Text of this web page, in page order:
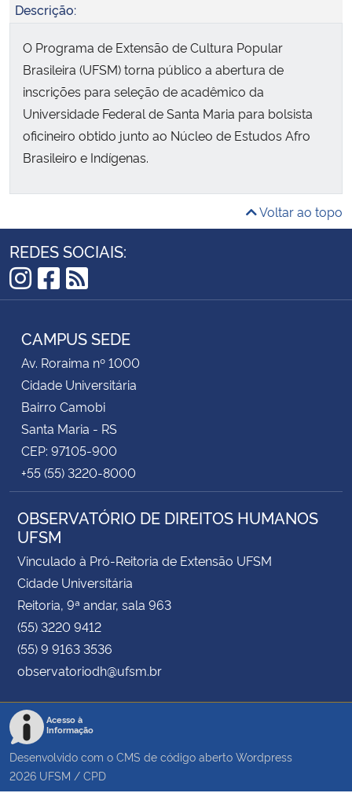
Descrição:
O Programa de Extensão de Cultura Popular
Brasileira (UFSM) torna público a abertura de
inscrições para seleção de acadêmico da
Universidade Federal de Santa Maria para bolsista
oficineiro obtido junto ao Núcleo de Estudos Afro
Brasileiro e Indígenas.
Voltar ao topo
REDES SOCIAIS:
Instagram
Facebook
RSS
CAMPUS SEDE
Av. Roraima nº 1000
Cidade Universitária
Bairro Camobi
Santa Maria - RS
CEP: 97105-900
+55 (55) 3220-8000
OBSERVATÓRIO DE DIREITOS HUMANOS
UFSM
Vinculado à Pró-Reitoria de Extensão UFSM
Cidade Universitária
Reitoria, 9ª andar, sala 963
(55) 3220 9412
(55) 9 9163 3536
observatoriodh@ufsm.br
Acesso à
Informação
Desenvolvido com o CMS de código aberto Wordpress
2026 UFSM / CPD